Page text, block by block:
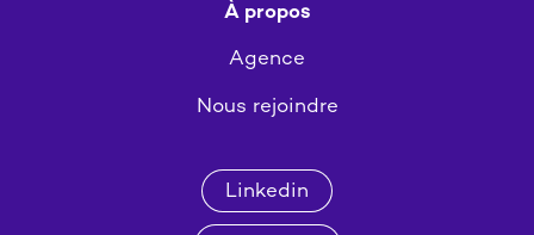
À propos
Agence
Nous rejoindre
Linkedin